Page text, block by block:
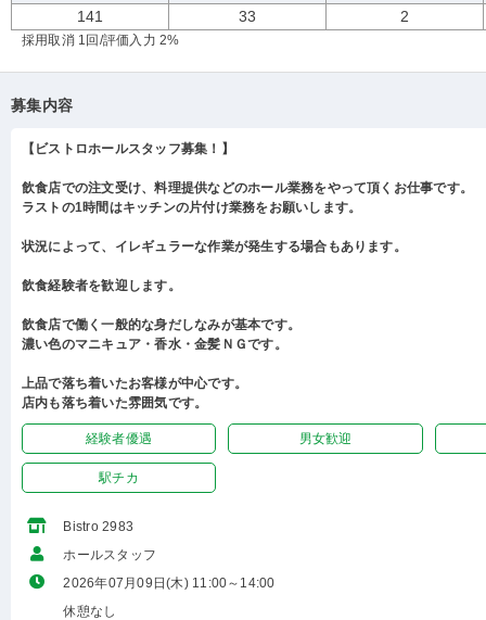
141 33 2
採用取消 1回 /評価入力 2%
募集内容
【ビストロホールスタッフ募集！】
飲食店での注文受け、料理提供などのホール業務をやって頂くお仕事です。
ラストの1時間はキッチンの片付け業務をお願いします。
状況によって、イレギュラーな作業が発生する場合もあります。
飲食経験者を歓迎します。
飲食店で働く一般的な身だしなみが基本です。
濃い色のマニキュア・香水・金髪ＮＧです。
上品で落ち着いたお客様が中心です。
店内も落ち着いた雰囲気です。
経験者優遇 男女歓迎
駅チカ
Bistro 2983
ホールスタッフ
2026年07月09日(木) 11:00～14:00
休憩なし